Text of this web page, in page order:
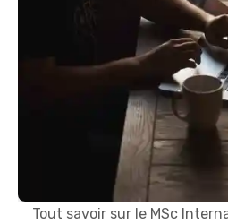
Tout savoir sur le MSc